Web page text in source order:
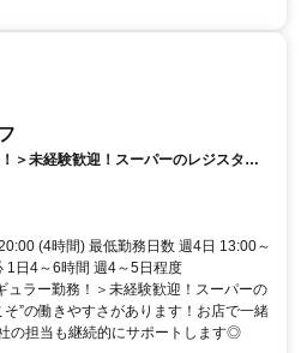
＞未経験歓迎！スーパーのレジスタッ
(4時間) 最低勤務日数 週4日 13:00～
1日4～6時間 週4～5日程度
ュラー勤務！＞未経験歓迎！スーパーの
”の働きやすさがあります！お店で一緒
の担当も継続的にサポートします◎